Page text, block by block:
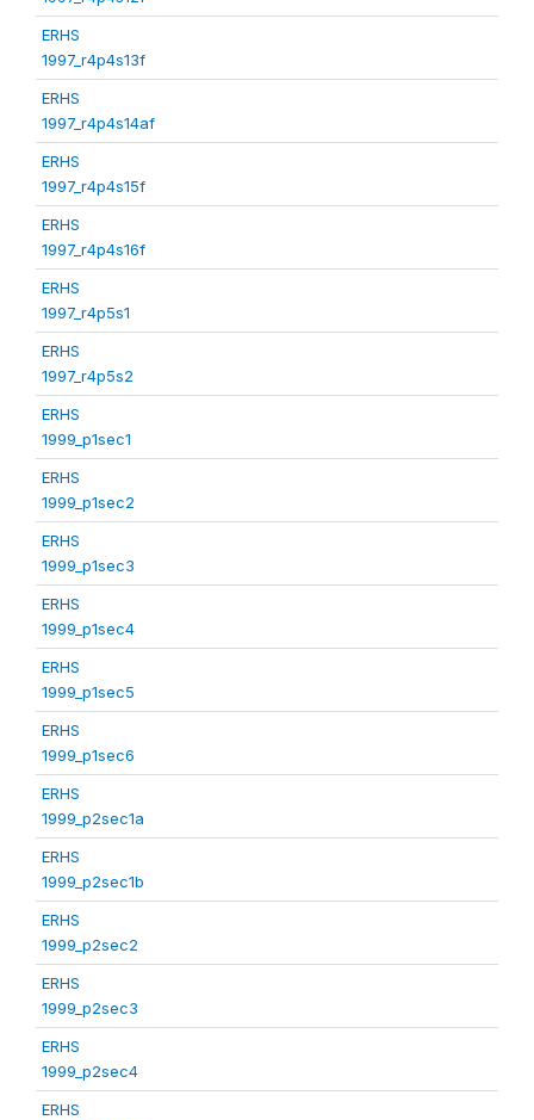
ERHS
1997_r4p4s13f
ERHS
1997_r4p4s14af
ERHS
1997_r4p4s15f
ERHS
1997_r4p4s16f
ERHS
1997_r4p5s1
ERHS
1997_r4p5s2
ERHS
1999_p1sec1
ERHS
1999_p1sec2
ERHS
1999_p1sec3
ERHS
1999_p1sec4
ERHS
1999_p1sec5
ERHS
1999_p1sec6
ERHS
1999_p2sec1a
ERHS
1999_p2sec1b
ERHS
1999_p2sec2
ERHS
1999_p2sec3
ERHS
1999_p2sec4
ERHS